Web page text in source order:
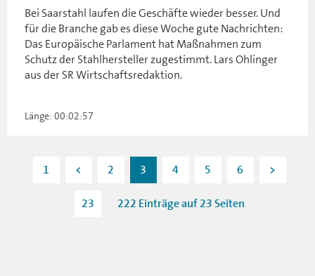
Bei Saarstahl laufen die Geschäfte wieder besser. Und
für die Branche gab es diese Woche gute Nachrichten:
Das Europäische Parlament hat Maßnahmen zum
Schutz der Stahlhersteller zugestimmt. Lars Ohlinger
aus der SR Wirtschaftsredaktion.
Länge: 00:02:57
1 < 2 3 4 5 6 >
23 222 Einträge auf 23 Seiten